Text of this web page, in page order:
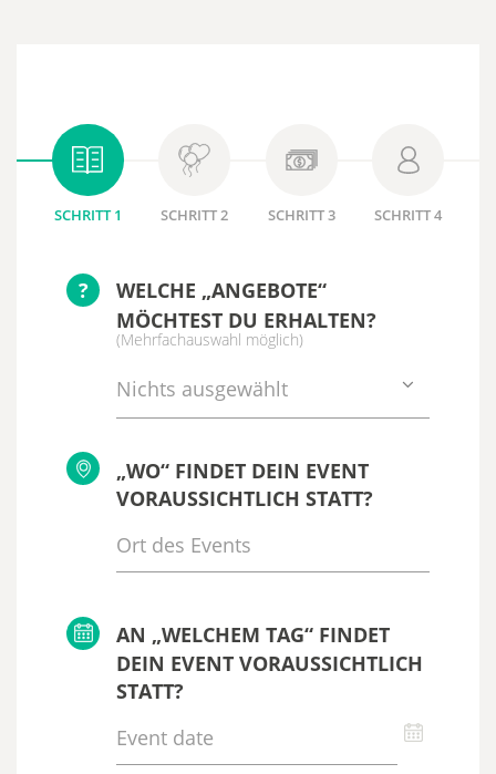
SCHRITT 1 SCHRITT 2 SCHRITT 3 SCHRITT 4
?
WELCHE „ANGEBOTE“
MÖCHTEST DU ERHALTEN?
(Mehrfachauswahl möglich)
Nichts ausgewählt
„WO“ FINDET DEIN EVENT
VORAUSSICHTLICH STATT?
AN „WELCHEM TAG“ FINDET
DEIN EVENT VORAUSSICHTLICH
STATT?